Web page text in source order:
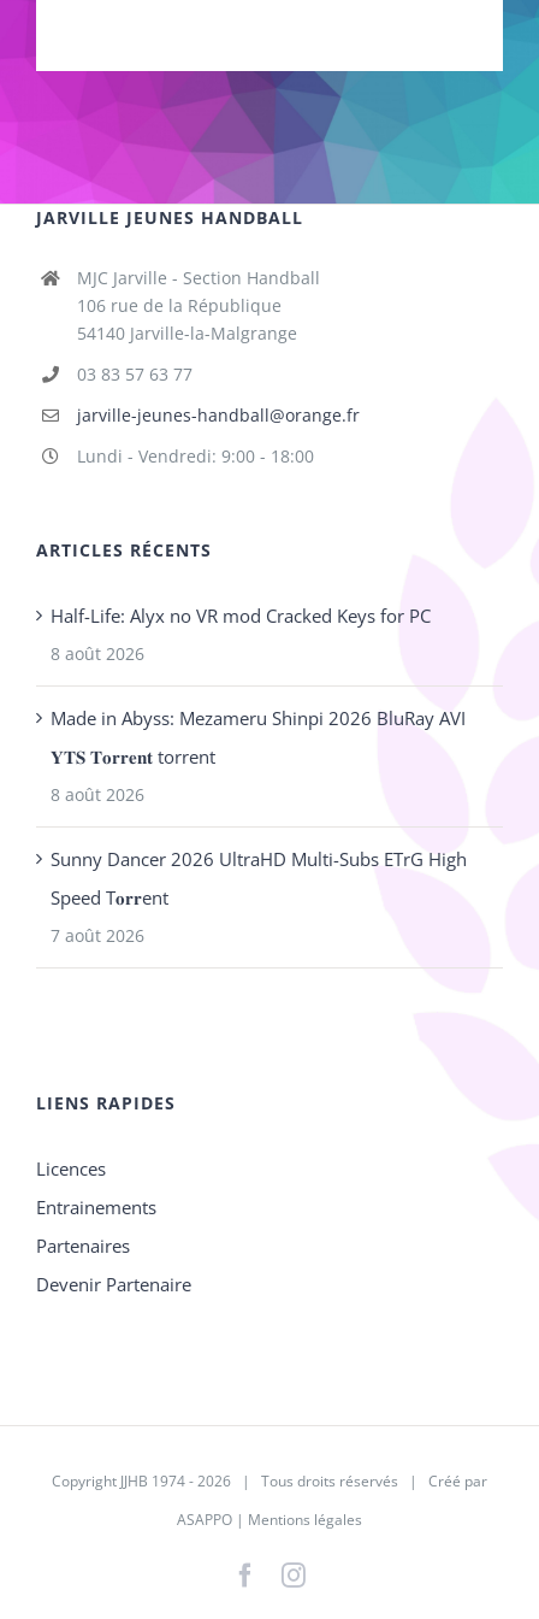
JARVILLE JEUNES HANDBALL
MJC Jarville - Section Handball
106 rue de la République
54140 Jarville-la-Malgrange
03 83 57 63 77
jarville-jeunes-handball@orange.fr
Lundi - Vendredi: 9:00 - 18:00
ARTICLES RÉCENTS
Half-Life: Alyx no VR mod Cracked Keys for PC
8 août 2026
Made in Abyss: Mezameru Shinpi 2026 BluRay AVI
𝐘𝐓𝐒 𝐓𝐨𝐫𝐫𝐞𝐧𝐭 torrent
8 août 2026
Sunny Dancer 2026 UltraHD Multi-Subs ETrG High
Speed T𝐨𝐫𝐫ent
7 août 2026
LIENS RAPIDES
Licences
Entrainements
Partenaires
Devenir Partenaire
Copyright JJHB 1974 -2026 | Tous droits réservés | Créé par
ASAPPO | Mentions légales
FacebookInstagram